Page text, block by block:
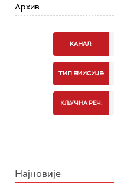
Архив
КАНАЛ:
ТИП ЕМИСИЈЕ:
КЉУЧНА РЕЧ:
Најновије